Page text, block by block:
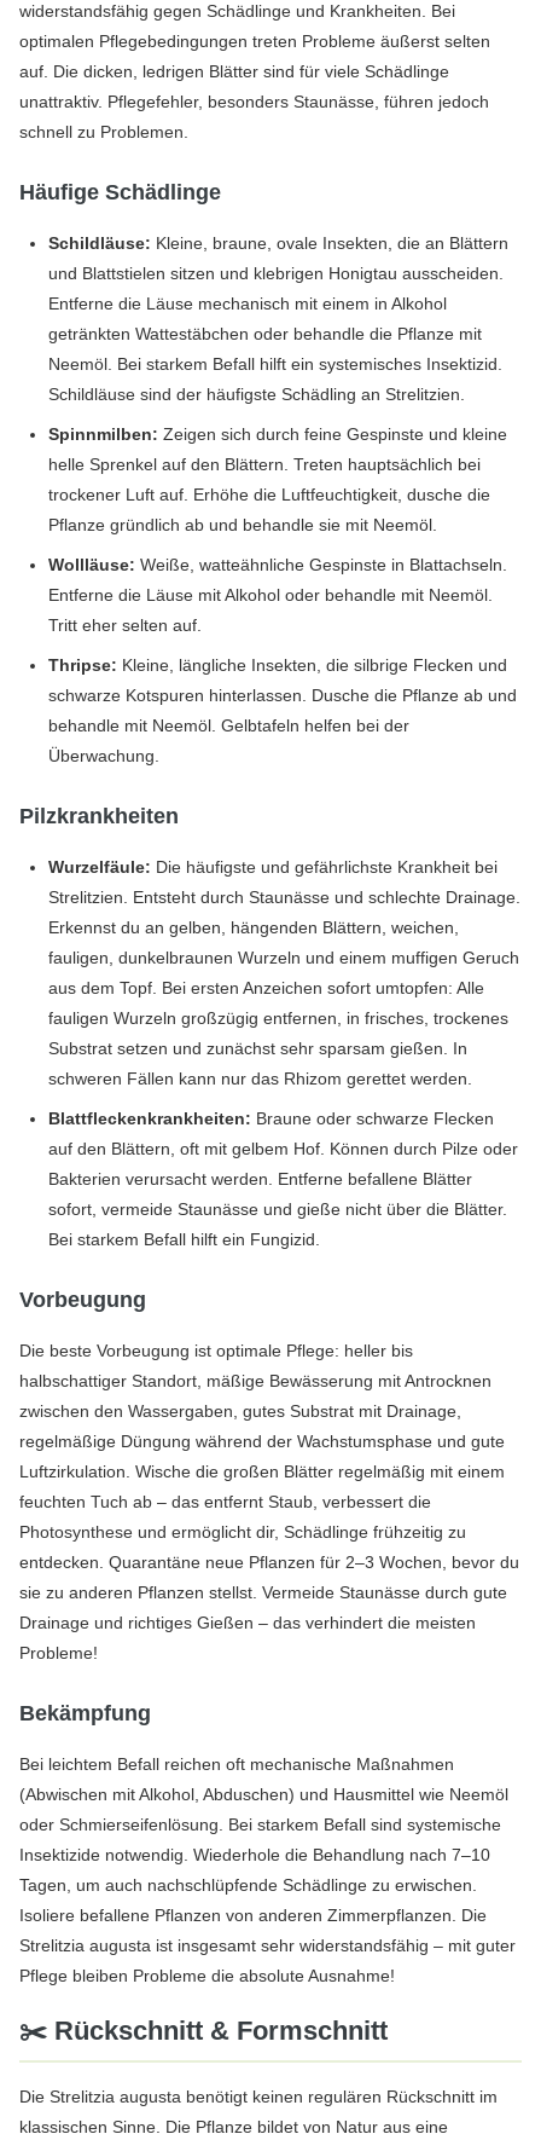
widerstandsfähig gegen Schädlinge und Krankheiten. Bei
optimalen Pflegebedingungen treten Probleme äußerst selten
auf. Die dicken, ledrigen Blätter sind für viele Schädlinge
unattraktiv. Pflegefehler, besonders Staunässe, führen jedoch
schnell zu Problemen.
Häufige Schädlinge
Schildläuse: Kleine, braune, ovale Insekten, die an Blättern
und Blattstielen sitzen und klebrigen Honigtau ausscheiden.
Entferne die Läuse mechanisch mit einem in Alkohol
getränkten Wattestäbchen oder behandle die Pflanze mit
Neemöl. Bei starkem Befall hilft ein systemisches Insektizid.
Schildläuse sind der häufigste Schädling an Strelitzien.
Spinnmilben: Zeigen sich durch feine Gespinste und kleine
helle Sprenkel auf den Blättern. Treten hauptsächlich bei
trockener Luft auf. Erhöhe die Luftfeuchtigkeit, dusche die
Pflanze gründlich ab und behandle sie mit Neemöl.
Wollläuse: Weiße, watteähnliche Gespinste in Blattachseln.
Entferne die Läuse mit Alkohol oder behandle mit Neemöl.
Tritt eher selten auf.
Thripse: Kleine, längliche Insekten, die silbrige Flecken und
schwarze Kotspuren hinterlassen. Dusche die Pflanze ab und
behandle mit Neemöl. Gelbtafeln helfen bei der
Überwachung.
Pilzkrankheiten
Wurzelfäule: Die häufigste und gefährlichste Krankheit bei
Strelitzien. Entsteht durch Staunässe und schlechte Drainage.
Erkennst du an gelben, hängenden Blättern, weichen,
fauligen, dunkelbraunen Wurzeln und einem muffigen Geruch
aus dem Topf. Bei ersten Anzeichen sofort umtopfen: Alle
fauligen Wurzeln großzügig entfernen, in frisches, trockenes
Substrat setzen und zunächst sehr sparsam gießen. In
schweren Fällen kann nur das Rhizom gerettet werden.
Blattfleckenkrankheiten: Braune oder schwarze Flecken
auf den Blättern, oft mit gelbem Hof. Können durch Pilze oder
Bakterien verursacht werden. Entferne befallene Blätter
sofort, vermeide Staunässe und gieße nicht über die Blätter.
Bei starkem Befall hilft ein Fungizid.
Vorbeugung
Die beste Vorbeugung ist optimale Pflege: heller bis
halbschattiger Standort, mäßige Bewässerung mit Antrocknen
zwischen den Wassergaben, gutes Substrat mit Drainage,
regelmäßige Düngung während der Wachstumsphase und gute
Luftzirkulation. Wische die großen Blätter regelmäßig mit einem
feuchten Tuch ab – das entfernt Staub, verbessert die
Photosynthese und ermöglicht dir, Schädlinge frühzeitig zu
entdecken. Quarantäne neue Pflanzen für 2–3 Wochen, bevor du
sie zu anderen Pflanzen stellst. Vermeide Staunässe durch gute
Drainage und richtiges Gießen – das verhindert die meisten
Probleme!
Bekämpfung
Bei leichtem Befall reichen oft mechanische Maßnahmen
(Abwischen mit Alkohol, Abduschen) und Hausmittel wie Neemöl
oder Schmierseifenlösung. Bei starkem Befall sind systemische
Insektizide notwendig. Wiederhole die Behandlung nach 7–10
Tagen, um auch nachschlüpfende Schädlinge zu erwischen.
Isoliere befallene Pflanzen von anderen Zimmerpflanzen. Die
Strelitzia augusta ist insgesamt sehr widerstandsfähig – mit guter
Pflege bleiben Probleme die absolute Ausnahme!
✂️ Rückschnitt & Formschnitt
Die Strelitzia augusta benötigt keinen regulären Rückschnitt im
klassischen Sinne. Die Pflanze bildet von Natur aus eine